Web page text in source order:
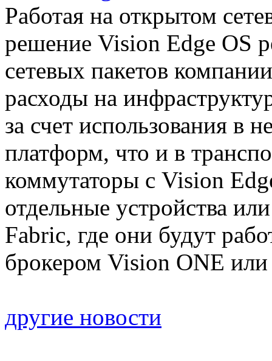
Работая на открытом
решение Vision Edge OS
сетевых пакетов
расходы на
за счет использования в
платформ, что и в
коммутаторы с Vision
отдельные устройства
Fabric, где они будут
брокером Vision ONE
другие новости